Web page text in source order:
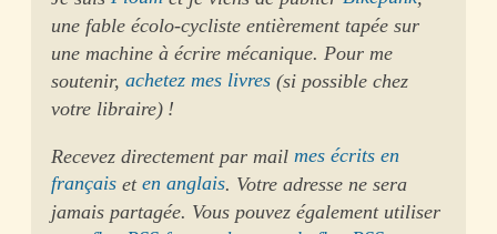
une fable écolo-cycliste entièrement tapée sur
une machine à écrire mécanique. Pour me
soutenir,achetez mes livres (si possible chez
votre libraire) !
Recevez directement par mailmes écrits en
français eten anglais. Votre adresse ne sera
jamais partagée. Vous pouvez également utiliser